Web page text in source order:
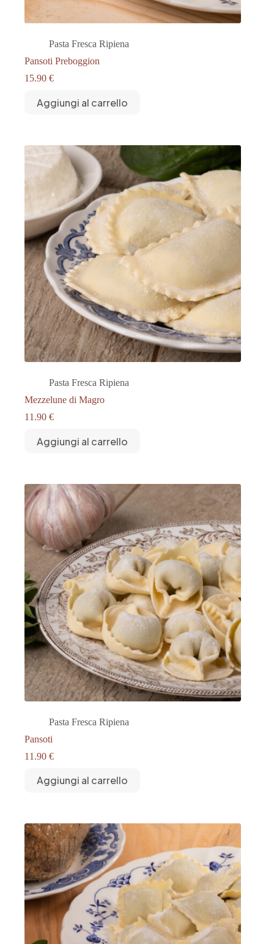
Pasta Fresca Ripiena
Pansoti Preboggion
15.90 €
Aggiungi al carrello
Pasta Fresca Ripiena
Mezzelune di Magro
11.90 €
Aggiungi al carrello
Pasta Fresca Ripiena
Pansoti
11.90 €
Aggiungi al carrello